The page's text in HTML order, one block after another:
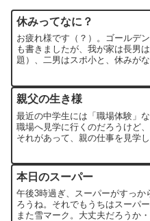
休みってなに？
お疲れ様です（？）。ゴールデ
も書きましたが、我が家は長男
題）、二男はスポ小と、休みが
親父の生き様
最近の中学生には「職場体験」
職場へ見学に行くのだろうけど
それがあって、親の仕事を見学
本日のスーパー
午後3時過ぎ、スーパーがすっ
ろうね。それでもうちはスーパ
また雪マーク。大丈夫だろうか・